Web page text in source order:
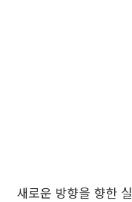
새로운 방향을 향한